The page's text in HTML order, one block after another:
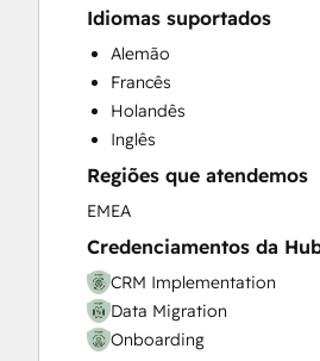
Programmable Automation
Sales and Marketing
Sales Coaching and Training
Sales Enablement
Website Design
Website Development
Website Migration
Idiomas suportados
Alemão
Francês
Holandês
Inglês
Regiões que atendemos
EMEA
Credenciamentos da
CRM Implementation
Data Migration
Onboarding